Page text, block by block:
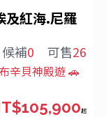
及紅海.尼羅
候補0 可售26
辛貝神殿遊 🚗
起